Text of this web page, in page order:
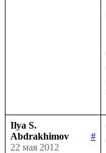
Ilya S.
Abdrakhimov
#
22 мая 2012